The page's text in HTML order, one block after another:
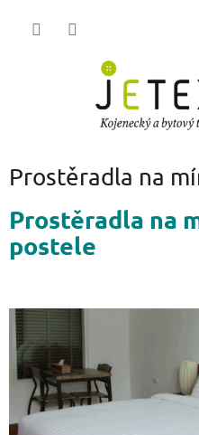
Prostěradla na
Prostěradla na
postele